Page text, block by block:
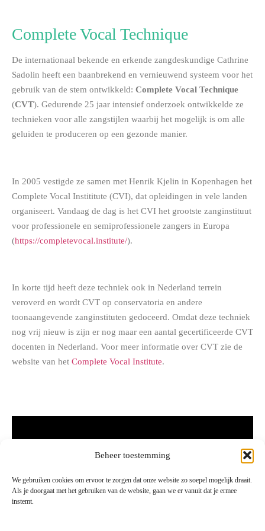
Beheer toestemming
We gebruiken cookies om ervoor te zorgen dat onze website zo soepel mogelijk draait.
Als je doorgaat met het gebruiken van de website, gaan we er vanuit dat je ermee
instemt.
Complete Vocal Technique
De internationaal bekende en erkende zangdeskundige Cathrine
Sadolin heeft een baanbrekend en vernieuwend systeem voor het
gebruik van de stem ontwikkeld: Complete Vocal Technique
(CVT). Gedurende 25 jaar intensief onderzoek ontwikkelde ze
technieken voor alle zangstijlen waarbij het mogelijk is om alle
geluiden te produceren op een gezonde manier.
In 2005 vestigde ze samen met Henrik Kjelin in Kopenhagen het
Complete Vocal Instititute (CVI), dat opleidingen in vele landen
organiseert. Vandaag de dag is het CVI het grootste zanginstituut
voor professionele en semiprofessionele zangers in Europa
(https://completevocal.institute/).
In korte tijd heeft deze techniek ook in Nederland terrein
veroverd en wordt CVT op conservatoria en andere
toonaangevende zanginstituten gedoceerd. Omdat deze techniek
nog vrij nieuw is zijn er nog maar een aantal gecertificeerde CVT
docenten in Nederland. Voor meer informatie over CVT zie de
website van het Complete Vocal Institute.